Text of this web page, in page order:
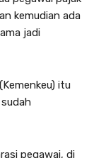
kemudian ada
jadi
itu
pegawai, di